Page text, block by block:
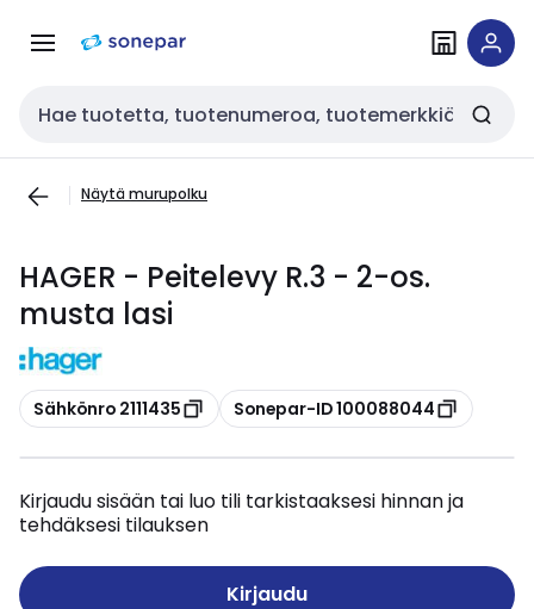
navigointiinsisältöön
Haku
Näytä murupolku
HAGER - Peitelevy R.3 - 2-os.
musta lasi
Kopioi
Sähkönro 2111435 Kopioi
Sonepar-ID 100088044
Kirjaudu sisään tai luo tili tarkistaaksesi hinnan ja
tehdäksesi tilauksen
Kirjaudu